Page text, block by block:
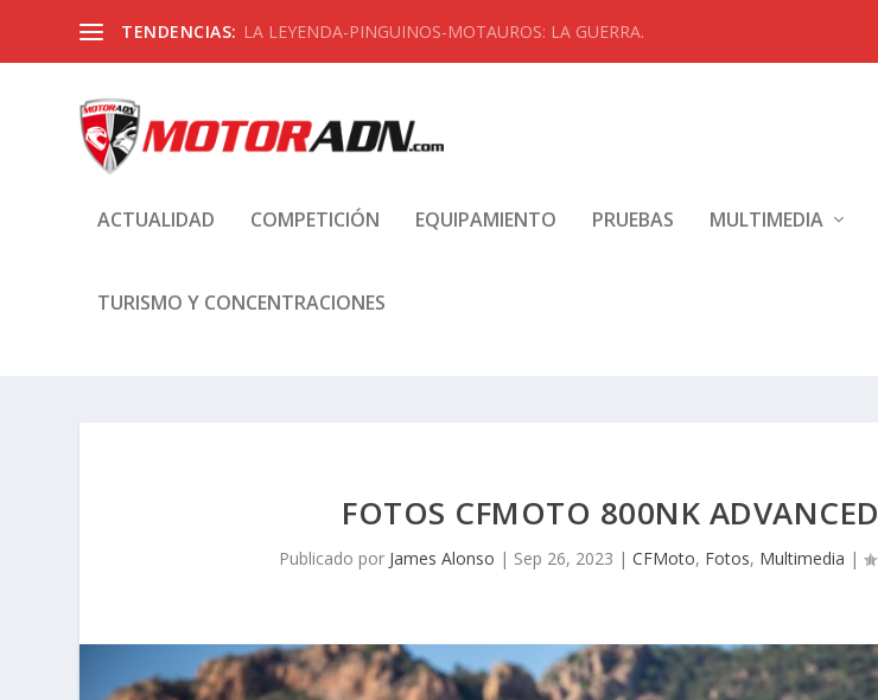
TENDENCIAS: LA LEYENDA-PINGUINOS-MOTAUROS: LA GUERRA.
ACTUALIDAD COMPETICIÓN EQUIPAMIENTO PRUEBAS MULTIMEDIA
TURISMO Y CONCENTRACIONES
FOTOS CFMOTO 800NK ADVANCED
Publicado por James Alonso | Sep 26, 2023 |CFMoto, Fotos, Multimedia |